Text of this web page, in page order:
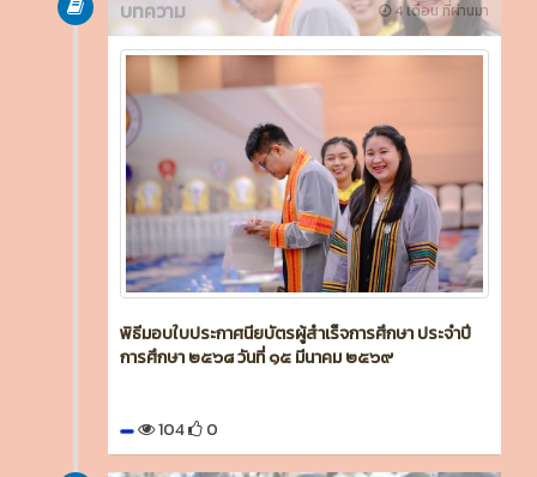
4 เดือน ที่ผ่านมา
บทความ
พิธีมอบใบประกาศนียบัตรผู้สำเร็จการศึกษา ประจำปี
การศึกษา ๒๕๖๘ วันที่ ๑๕ มีนาคม ๒๕๖๙
104 0